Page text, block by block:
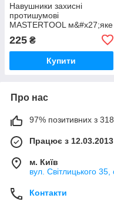
Навушники захисні
протишумові
MASTERTOOL м&#x27;яке
оголов&#x27;я III-EN 352-
1 SNR 25 DB
225 ₴
Купити
Про нас
97% позитивних з 318
Працює з 12.03.2013
м. Київ
вул. Світлицького
Контакти